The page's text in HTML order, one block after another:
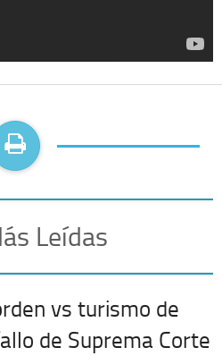
Leídas
vs turismo de
de Suprema Corte